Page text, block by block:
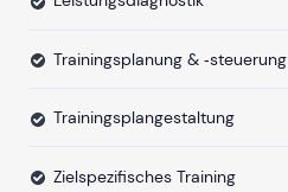
Trainingsplanung & ‐steuerung
Trainingsplangestaltung
Zielspezifisches Training